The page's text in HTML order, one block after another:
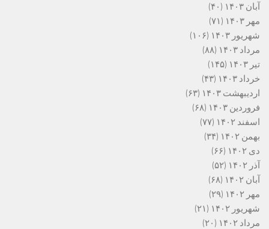
آبان ۱۴۰۳
(۴۰)
مهر ۱۴۰۳
(۷۱)
شهریور ۱۴۰۳
(۱۰۶)
مرداد ۱۴۰۳
(۸۸)
تیر ۱۴۰۳
(۱۴۵)
خرداد ۱۴۰۳
(۴۳)
اردیبهشت ۱۴۰۳
(۶۳)
فروردین ۱۴۰۳
(۶۸)
اسفند ۱۴۰۲
(۷۷)
بهمن ۱۴۰۲
(۳۴)
دی ۱۴۰۲
(۶۶)
آذر ۱۴۰۲
(۵۲)
آبان ۱۴۰۲
(۶۸)
مهر ۱۴۰۲
(۲۹)
شهریور ۱۴۰۲
(۲۱)
مرداد ۱۴۰۲
(۲۰)